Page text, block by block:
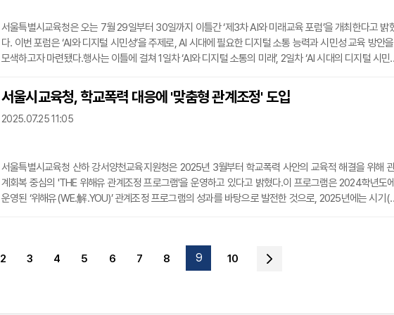
서울특별시교육청은 오는 7월 29일부터 30일까지 이틀간 ‘제3차 AI와 미래교육 포럼’을 개최한다고 밝
다. 이번 포럼은 ‘AI와 디지털 시민성’을 주제로, AI 시대에 필요한 디지털 소통 능력과 시민성 교육 방안을
모색하고자 마련됐다.행사는 이틀에 걸쳐 1일차 ‘AI와 디지털 소통의 미래’, 2일차 ‘AI 시대의 디지털 시민
내외가 현장에 참여할 예정이다. 일반 시민들은 서울시교육청 유튜브 채널 ‘서울시교육청TV’를 통해 실시
간으로 시청 가능하다.첫째 날 포럼은 이재신 중앙대학교 교수의 ‘AI 시대의 온라인 정보 소
서울시교육청, 학교폭력 대응에 '맞춤형 관계조정' 도입
2025.07.25 11:05
서울특별시교육청 산하 강서양천교육지원청은 2025년 3월부터 학교폭력 사안의 교육적 해결을 위해 관
계회복 중심의 'THE 위해유 관계조정 프로그램'을 운영하고 있다고 밝혔다.이 프로그램은 2024학년도에
운영된 ‘위해유(WE.解.YOU)’ 관계조정 프로그램의 성과를 바탕으로 발전한 것으로, 2025년에는 시기
년 3월부터 7월까지 총 40건 이상의 갈등 사안을 관계조정 방식으로 해결했으며, 이 가운데 다수는 학교
장 자체해결 또는 학
2 3 4 5 6 7 8 9 10